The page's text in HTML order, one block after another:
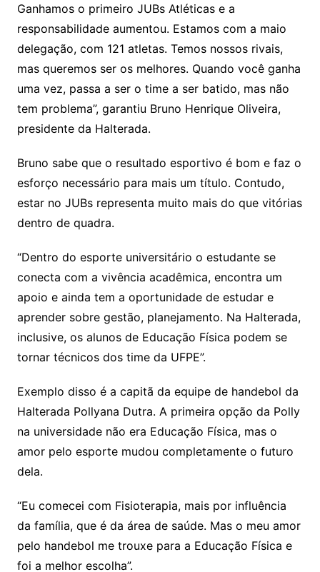
Ganhamos o primeiro JUBs Atléticas e a
responsabilidade aumentou. Estamos com a maio
delegação, com 121 atletas. Temos nossos rivais,
mas queremos ser os melhores. Quando você ganha
uma vez, passa a ser o time a ser batido, mas não
tem problema”, garantiu Bruno Henrique Oliveira,
presidente da Halterada.
Bruno sabe que o resultado esportivo é bom e faz o
esforço necessário para mais um título. Contudo,
estar no JUBs representa muito mais do que vitórias
dentro de quadra.
“Dentro do esporte universitário o estudante se
conecta com a vivência acadêmica, encontra um
apoio e ainda tem a oportunidade de estudar e
aprender sobre gestão, planejamento. Na Halterada,
inclusive, os alunos de Educação Física podem se
tornar técnicos dos time da UFPE”.
Exemplo disso é a capitã da equipe de handebol da
Halterada Pollyana Dutra. A primeira opção da Polly
na universidade não era Educação Física, mas o
amor pelo esporte mudou completamente o futuro
dela.
“Eu comecei com Fisioterapia, mais por influência
da família, que é da área de saúde. Mas o meu amor
pelo handebol me trouxe para a Educação Física e
foi a melhor escolha”.